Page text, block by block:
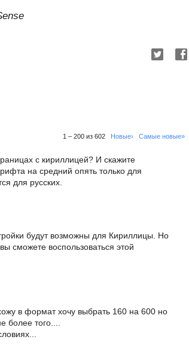
1 – 200 из 602 Новые› Самые новые»
с кириллицей? И скажите
на средний опять только для
для русских.
будут возможны для Кириллицы. Но
сможете воспользоваться этой
в формат хочу выбрать 160 на 600 но
более того....